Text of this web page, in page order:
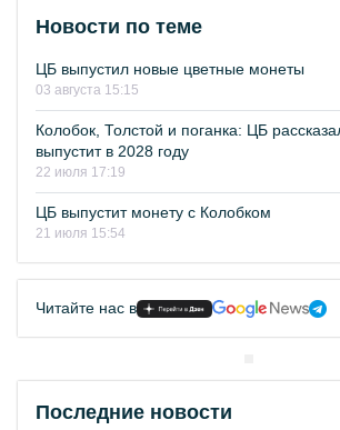
Новости по теме
ЦБ выпустил новые цветные монеты
03 августа 15:15
Колобок, Толстой и поганка: ЦБ
выпустит в 2028 году
22 июля 17:19
ЦБ выпустит монету с Колобком
21 июля 15:54
Читайте нас в
Последние новости